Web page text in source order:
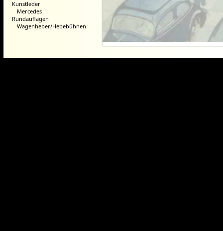
Kunstleder
Mercedes
Rundauflagen
Wagenheber/Hebebühnen